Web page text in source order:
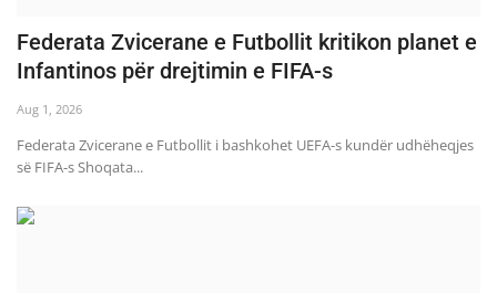
Federata Zvicerane e Futbollit kritikon planet e
Infantinos për drejtimin e FIFA-s
Aug 1, 2026
Federata Zvicerane e Futbollit i bashkohet UEFA-s kundër udhëheqjes
së FIFA-s Shoqata...